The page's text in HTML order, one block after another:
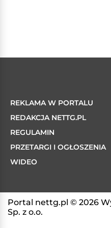
REKLAMA W PORTALU
REDAKCJA NETTG.PL
REGULAMIN
PRZETARGI I OGŁOSZENIA
WIDEO
Portal nettg.pl © 2026
Sp. z o.o.